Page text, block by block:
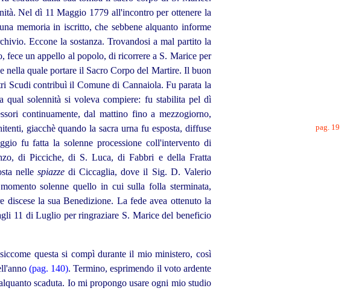
Nel dì 11 Maggio 1779 all'incontro per ottenere la
memoria in iscritto, che sebbene alquanto informe
Eccone la sostanza. Trovandosi a mal partito la
fece un appello al popolo, di ricorrere a S. Marice per
nella quale portare il Sacro Corpo del Martire. Il buon
Scudi contribuì il Comune di Cannaiola. Fu parata la
qual solennità si voleva compiere: fu stabilita pel dì
continuamente, dal mattino fino a mezzogiorno,
giacchè quando la sacra urna fu
pag. 19
esposta, diffuse
fu fatta la solenne processione coll'intervento di
, di Picciche, di S. Luca, di Fabbri e della Fratta
nelle spiazzedi Ciccaglia, dove il Sig. D. Valerio
solenne quello in cui sulla folla sterminata,
la sua Benedizione. La fede avea ottenuto la
11 di Luglio per ringraziare S. Marice del beneficio
questa si compì durante il mio ministero, così
(pag. 140). Termino, esprimendo il voto ardente
scaduta. Io mi propongo usare ogni mio studio